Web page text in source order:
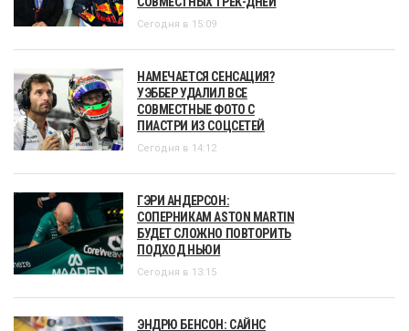
Сегодня в 15:09
НАМЕЧАЕТСЯ СЕНСАЦИЯ?
УЭББЕР УДАЛИЛ ВСЕ
СОВМЕСТНЫЕ ФОТО С
ПИАСТРИ ИЗ СОЦСЕТЕЙ
Сегодня в 14:12
ГЭРИ АНДЕРСОН:
СОПЕРНИКАМ ASTON MARTIN
БУДЕТ СЛОЖНО ПОВТОРИТЬ
ПОДХОД НЬЮИ
Сегодня в 13:15
ЭНДРЮ БЕНСОН: САЙНС